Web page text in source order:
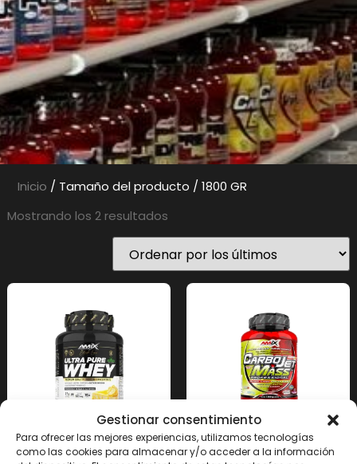
Gestionar consentimiento
Para ofrecer las mejores experiencias, utilizamos tecnologías
como las cookies para almacenar y/o acceder a la información
Inicio / Tamaño del producto / 1800 GR
Mostrando los 2 resultados